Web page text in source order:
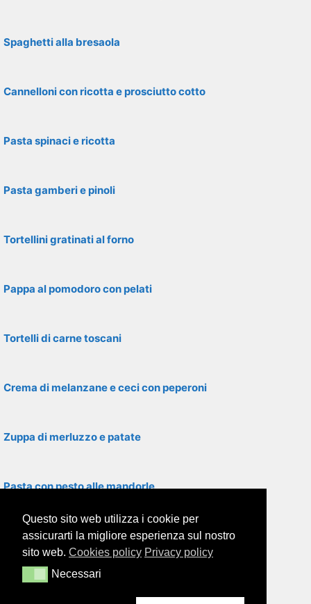
Spaghetti alla bresaola
Cannelloni con ricotta e prosciutto cotto
Pasta spinaci e ricotta
Pasta gamberi e pinoli
Tortellini gratinati al forno
Pappa al pomodoro con pelati
Tortelli di carne toscani
Crema di melanzane e ceci con peperoni
Zuppa di merluzzo e patate
Pasta con pesto alle mandorle
Polenta con farina di mais
Pasta alla romanesca
Questo sito web utilizza i cookie per
assicurarti la migliore esperienza sul nostro
sito web. Cookies policy Privacy policy
NecessariNecessari